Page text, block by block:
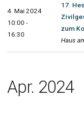
4. Mai 2024
10:00 -
16:30
17.
zum
Haus
Apr. 2024